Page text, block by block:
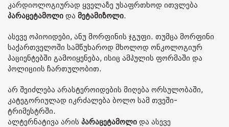
კარდიოლოგიურად ყველაზე უსაფრთხოდ ითვლება
პარაცეტამოლი და მეტამიზოლი.
ასევე ოპიოიდები, ანუ მორფინის ჯგუფი. თუმცა მორფინი
საქართველოში სამწუხაროდ მხოლოდ ონკოლოგიურ
პაციენტებში გამოიყენება, ისიც ამპულის ფორმაში და
პოლიციის ჩართულობით.
არ შეიძლება არასტეროიდების მიღება ორსულობაში,
კატეგორიულად იკრძალება ბოლო სამ თვეში-
ტრიმესტრში.
ალტერნატივა არის პარაცეტამოლი და ასევე